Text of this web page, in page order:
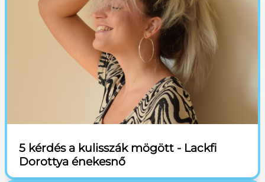
5 kérdés a kulisszák mögött - Lackfi
Dorottya énekesnő